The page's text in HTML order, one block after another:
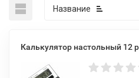
Название
Калькулятор настольный 12